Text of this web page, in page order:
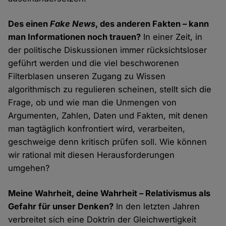
Des einenFake News, des anderen Fakten – kann
man Informationen noch trauen? In einer Zeit, in
der politische Diskussionen immer rücksichtsloser
geführt werden und die viel beschworenen
Filterblasen unseren Zugang zu Wissen
algorithmisch zu regulieren scheinen, stellt sich die
Frage, ob und wie man die Unmengen von
Argumenten, Zahlen, Daten und Fakten, mit denen
man tagtäglich konfrontiert wird, verarbeiten,
geschweige denn kritisch prüfen soll. Wie können
wir rational mit diesen Herausforderungen
umgehen?
Meine Wahrheit, deine Wahrheit – Relativismus als
Gefahr für unser Denken? In den letzten Jahren
verbreitet sich eine Doktrin der Gleichwertigkeit